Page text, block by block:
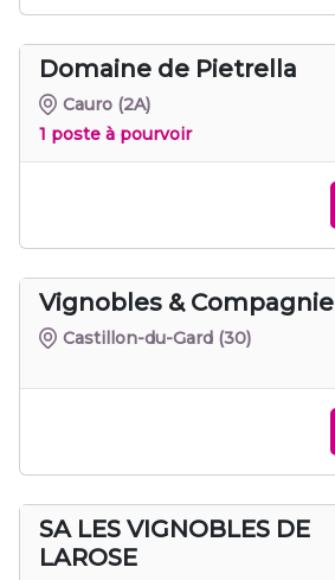
Domaine de Pietrella
Cauro (2A)
1 poste à pourvoir
Vignobles & Compagnie
Castillon-du-Gard (30)
SA LES VIGNOBLES DE
LAROSE